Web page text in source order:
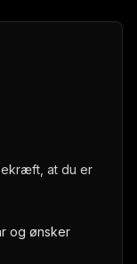
at du er
og ønsker